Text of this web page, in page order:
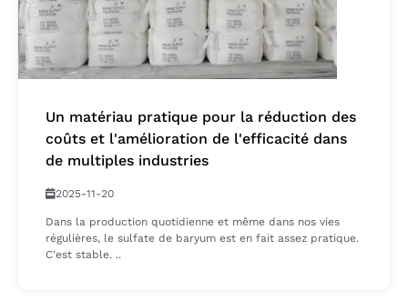
Un matériau pratique pour la réduction des
coûts et l'amélioration de l'efficacité dans
de multiples industries
2025-11-20
Dans la production quotidienne et même dans nos vies
régulières, le sulfate de baryum est en fait assez pratique.
C'est stable. ..